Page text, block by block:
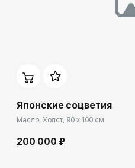
Японские соцветия
Масло, Холст, 90 x 100 см
200 000 ₽